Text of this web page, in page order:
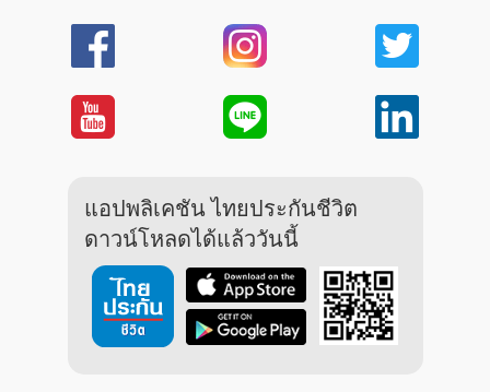
แอปพลิเคชัน ไทยประกันชีวิต
ดาวน์โหลดได้แล้ววันนี้